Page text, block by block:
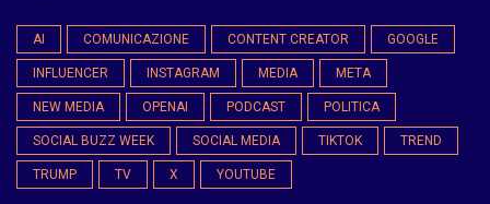
AI COMUNICAZIONE CONTENT CREATOR GOOGLE
INFLUENCER INSTAGRAM MEDIA META
NEW MEDIA OPENAI PODCAST POLITICA
SOCIAL BUZZ WEEK SOCIAL MEDIA TIKTOK TREND
TRUMP TV X YOUTUBE